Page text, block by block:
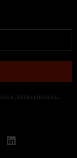
Politika privatnosti i